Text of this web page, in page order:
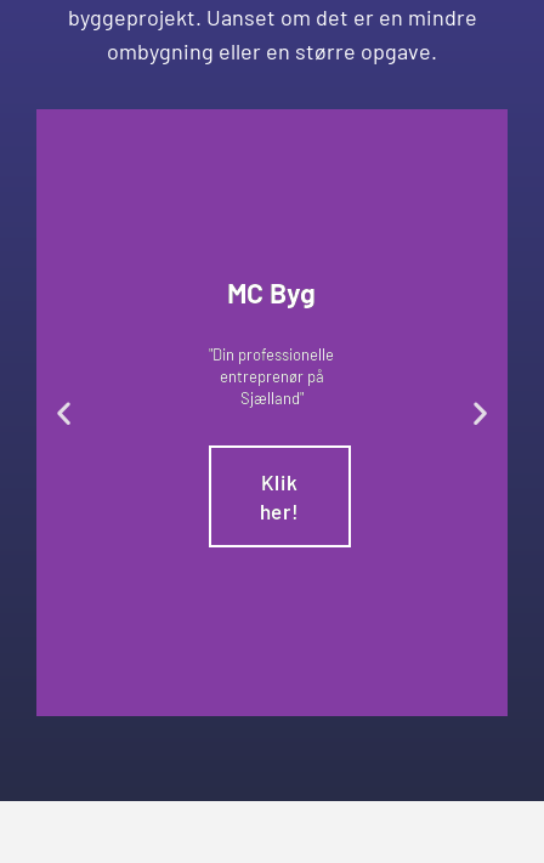
byggeprojekt. Uanset om det er en mindre
ombygning eller en større opgave.
MC Byg
"Din professionelle
entreprenør på
Sjælland"
Klik
her!